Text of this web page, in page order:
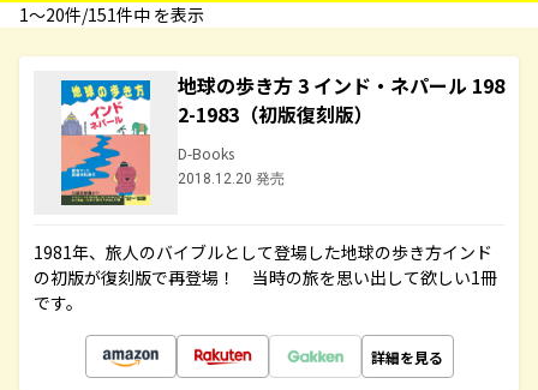
1〜20件/151件中 を表示
地球の歩き方 3 インド・ネパール 198
2-1983（初版復刻版）
D-Books
2018.12.20 発売
1981年、旅人のバイブルとして登場した地球の歩き方インド
の初版が復刻版で再登場！ 当時の旅を思い出して欲しい1冊
です。
詳細を見る